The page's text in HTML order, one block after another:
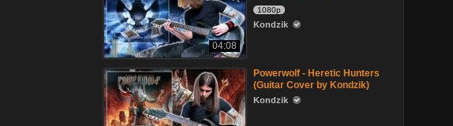
04:08
1080p
Kondzik
Powerwolf - Heretic Hunters
(Guitar Cover by Kondzik)
Kondzik